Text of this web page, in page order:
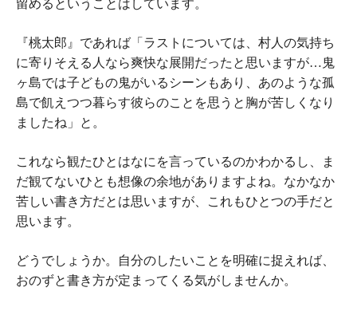
留めるということはしています。
『桃太郎』であれば「ラストについては、村人の気持ち
に寄りそえる人なら爽快な展開だったと思いますが…鬼
ヶ島では子どもの鬼がいるシーンもあり、あのような孤
島で飢えつつ暮らす彼らのことを思うと胸が苦しくなり
ましたね」と。
これなら観たひとはなにを言っているのかわかるし、ま
だ観てないひとも想像の余地がありますよね。なかなか
苦しい書き方だとは思いますが、これもひとつの手だと
思います。
どうでしょうか。自分のしたいことを明確に捉えれば、
おのずと書き方が定まってくる気がしませんか。